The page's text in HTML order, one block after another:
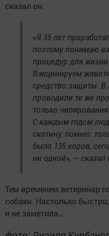
сказал он.
«Я 35 лет
поэтому понимаю
процедур для
Вакцинируем
средство защиты.
проводили те же
только
С каждым годом
скотину, помню:
было 135 коров,
ни одной», — сказал
Тем временем ветеринар
собаки. Настолько
и не заметила…